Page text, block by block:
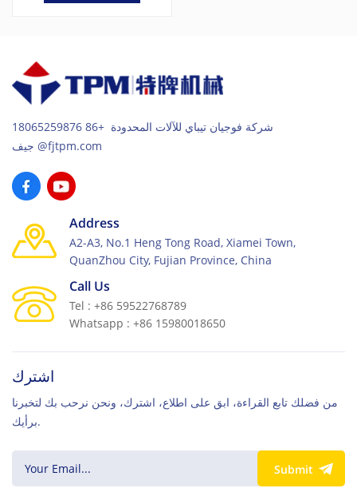
شركة فوجيان تيباي للآلات المحدودة +86 18065259876
جيف@fjtpm.com
Address
A2-A3, No.1 Heng Tong Road, Xiamei Town,
QuanZhou City, Fujian Province, China
Call Us
Tel : +86 59522768789
Whatsapp : +86 15980018650
اشترك
من فضلك تابع القراءة، ابق على اطلاع، اشترك، ونحن نرحب بك لتخبرنا
برأيك.
Submit